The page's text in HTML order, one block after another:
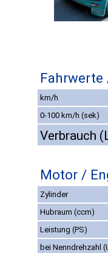
km/h
0-100 km/h (sek)
Verbrauch
Motor /
Zylinder
Hubraum (ccm)
Leistung (PS)
bei Nenndrehzahl